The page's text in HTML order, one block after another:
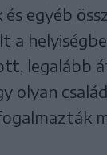
egyéb
a
legalább
olyan